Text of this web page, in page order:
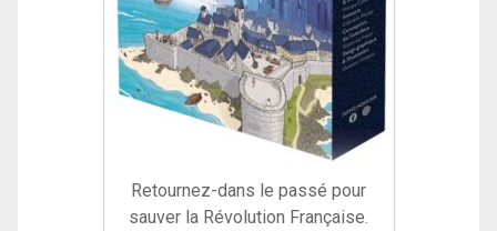
Retournez-dans le passé pour
sauver la Révolution Française.